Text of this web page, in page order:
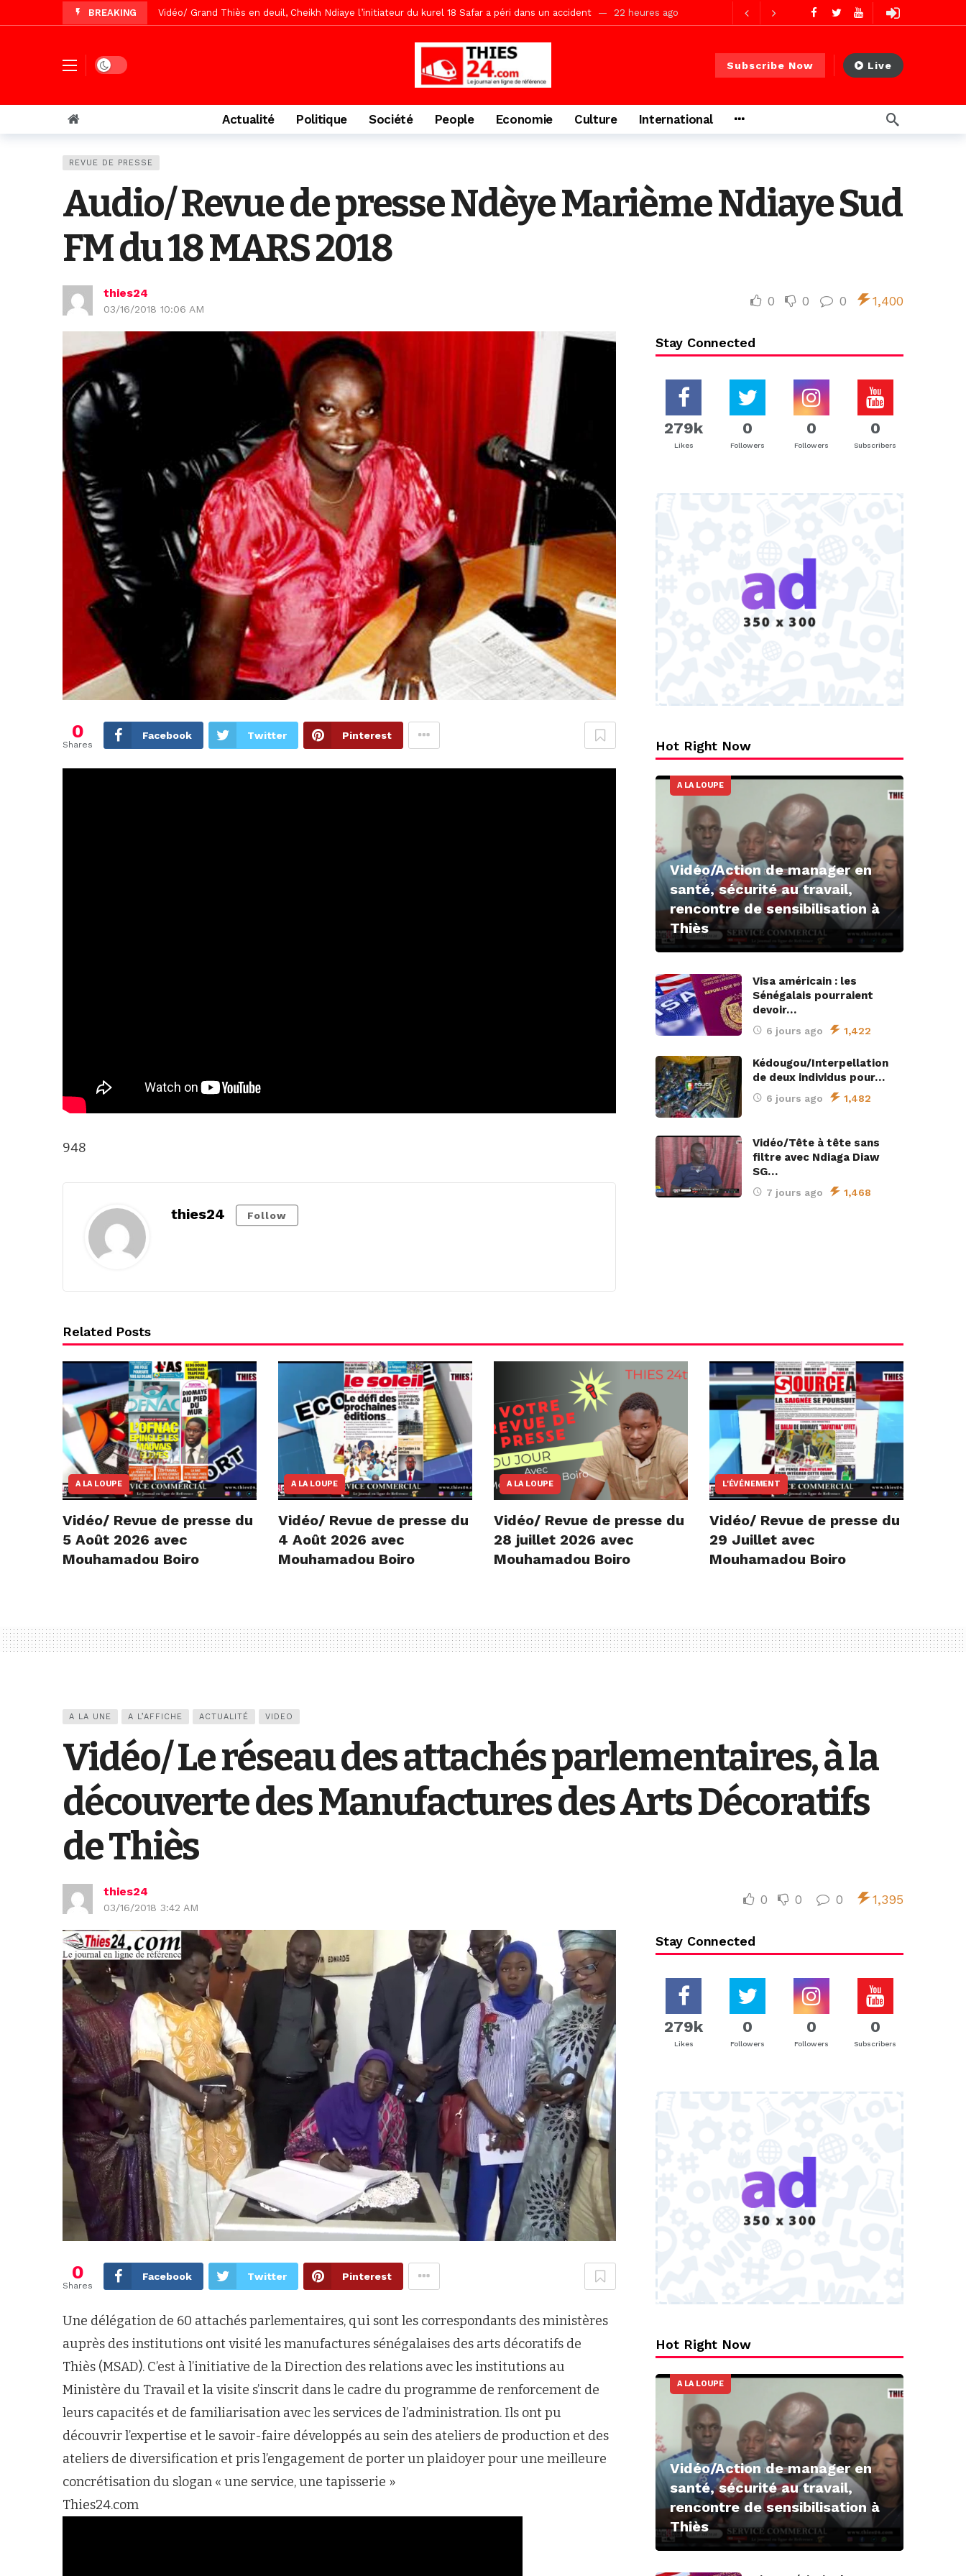
BREAKING Vidéo/Gamou Bakhdad chez Boroom Ndaam, sécurité, eau, au coeur des priorités 22 heures ago
Vidéo/Chérif Nehma Aïdara Diamaguène Nimzath Thiès, mesures annoncées pour une réussite
Tivaouane/L’hôpital Seydi El Hadji Malick Sy reçoit ses premiers malades lundi 10 Août
Recomposition politique : l’alternative sénégalaise ne peut se réduire au seul libéralisme (Lamine Diouck PS) 2 jours ago
Vidéo/ Gamou de Keur Mame El Hadji, l’appel du Khalif Général 2 jours ago
Vidéo/ Magal 2026, le train a transporté 9.651 passagers, l’équivalent de 600 minibus
Dark mode Subscribe Now Live
Actualité Politique Société People Economie Culture International
REVUE DE PRESSE
Audio/ Revue de presse Ndèye Marième Ndiaye Sud
FM du 18 MARS 2018
thies24
03/16/2018 10:06 AM
0 0 0 1,400
0
Shares
Facebook Twitter Pinterest
948
thies24 Follow
Stay Connected
279k
Likes
0
Followers
0
Followers
0
Subscribers
Hot Right Now
A LA LOUPE
Vidéo/Action de manager en
santé, sécurité au travail,
rencontre de sensibilisation à
Thiès
Visa américain : les
Sénégalais pourraient
devoir…
6 jours ago 1,422
Kédougou/Interpellation
de deux individus pour…
6 jours ago 1,482
Vidéo/Tête à tête sans
filtre avec Ndiaga Diaw
SG…
7 jours ago 1,468
Related Posts
A LA LOUPE
Vidéo/ Revue de presse du
5 Août 2026 avec
Mouhamadou Boiro
A LA LOUPE
Vidéo/ Revue de presse du
4 Août 2026 avec
Mouhamadou Boiro
A LA LOUPE
Vidéo/ Revue de presse du
28 juillet 2026 avec
Mouhamadou Boiro
L'ÉVÉNEMENT
Vidéo/ Revue de presse du
29 Juillet avec
Mouhamadou Boiro
A LA UNE A L’AFFICHE ACTUALITÉ VIDEO
Vidéo/ Le réseau des attachés parlementaires, à la
découverte des Manufactures des Arts Décoratifs
de Thiès
thies24
03/16/2018 3:42 AM
0 0 0 1,395
0
Shares
Facebook Twitter Pinterest
Une délégation de 60 attachés parlementaires, qui sont les correspondants des ministères
auprès des institutions ont visité les manufactures sénégalaises des arts décoratifs de
Thiès (MSAD). C’est à l’initiative de la Direction des relations avec les institutions au
Ministère du Travail et la visite s’inscrit dans le cadre du programme de renforcement de
leurs capacités et de familiarisation avec les services de l’administration. Ils ont pu
découvrir l’expertise et le savoir-faire développés au sein des ateliers de production et des
ateliers de diversification et pris l’engagement de porter un plaidoyer pour une meilleure
concrétisation du slogan « une service, une tapisserie »
Thies24.com
Stay Connected
279k
Likes
0
Followers
0
Followers
0
Subscribers
Hot Right Now
A LA LOUPE
Vidéo/Action de manager en
santé, sécurité au travail,
rencontre de sensibilisation à
Thiès